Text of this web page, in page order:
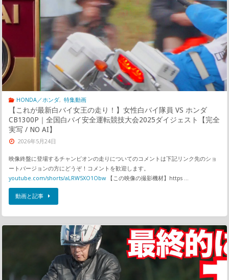
HONDA／ホンダ, 特集動画
【これが最新白バイ女王の走り！】女性白バイ隊員 VS ホンダ
CB1300P｜全国白バイ安全運転競技大会2025ダイジェスト【完全
実写 / NO AI】
2026年5月24日
映像終盤に登場するチャンピオンの走りについてのコメントは下記リンク先のショ
ートバージョンの方にどうぞ！コメントを歓迎します。
youtube.com/shorts/aLRW5XO1Obw【この映像の撮影機材】https …
動画と記事